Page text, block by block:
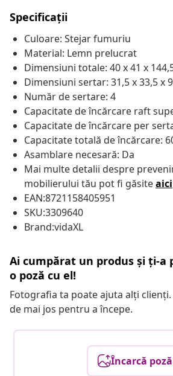
Specificații
Culoare: Stejar fumuriu
Material: Lemn prelucrat
Dimensiuni totale: 40 x 41 x
Dimensiuni sertar: 31,5 x 33,5 x
Număr de sertare: 4
Capacitate de încărcare raft
Capacitate de încărcare per
Capacitate totală de încărcare:
Asamblare necesară: Da
Mai multe detalii despre
mobilierului tău pot fi găsiteaici
EAN:8721158405951
SKU:3309640
Brand:vidaXL
Ai cumpărat un produs și ți-a
o poză cu el!
Fotografia ta poate ajuta alți
de mai jos pentru a începe.
Încarcă poză